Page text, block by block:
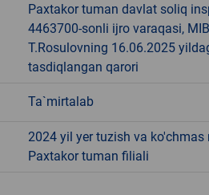
Paxtakor tuman davlat soliq
4463700-sonli ijro varaqasi,
T.Rosulovning 16.06.2025
tasdiqlangan qarori
Ta`mirtalab
2024 yil yer tuzish va
Paxtakor tuman filiali